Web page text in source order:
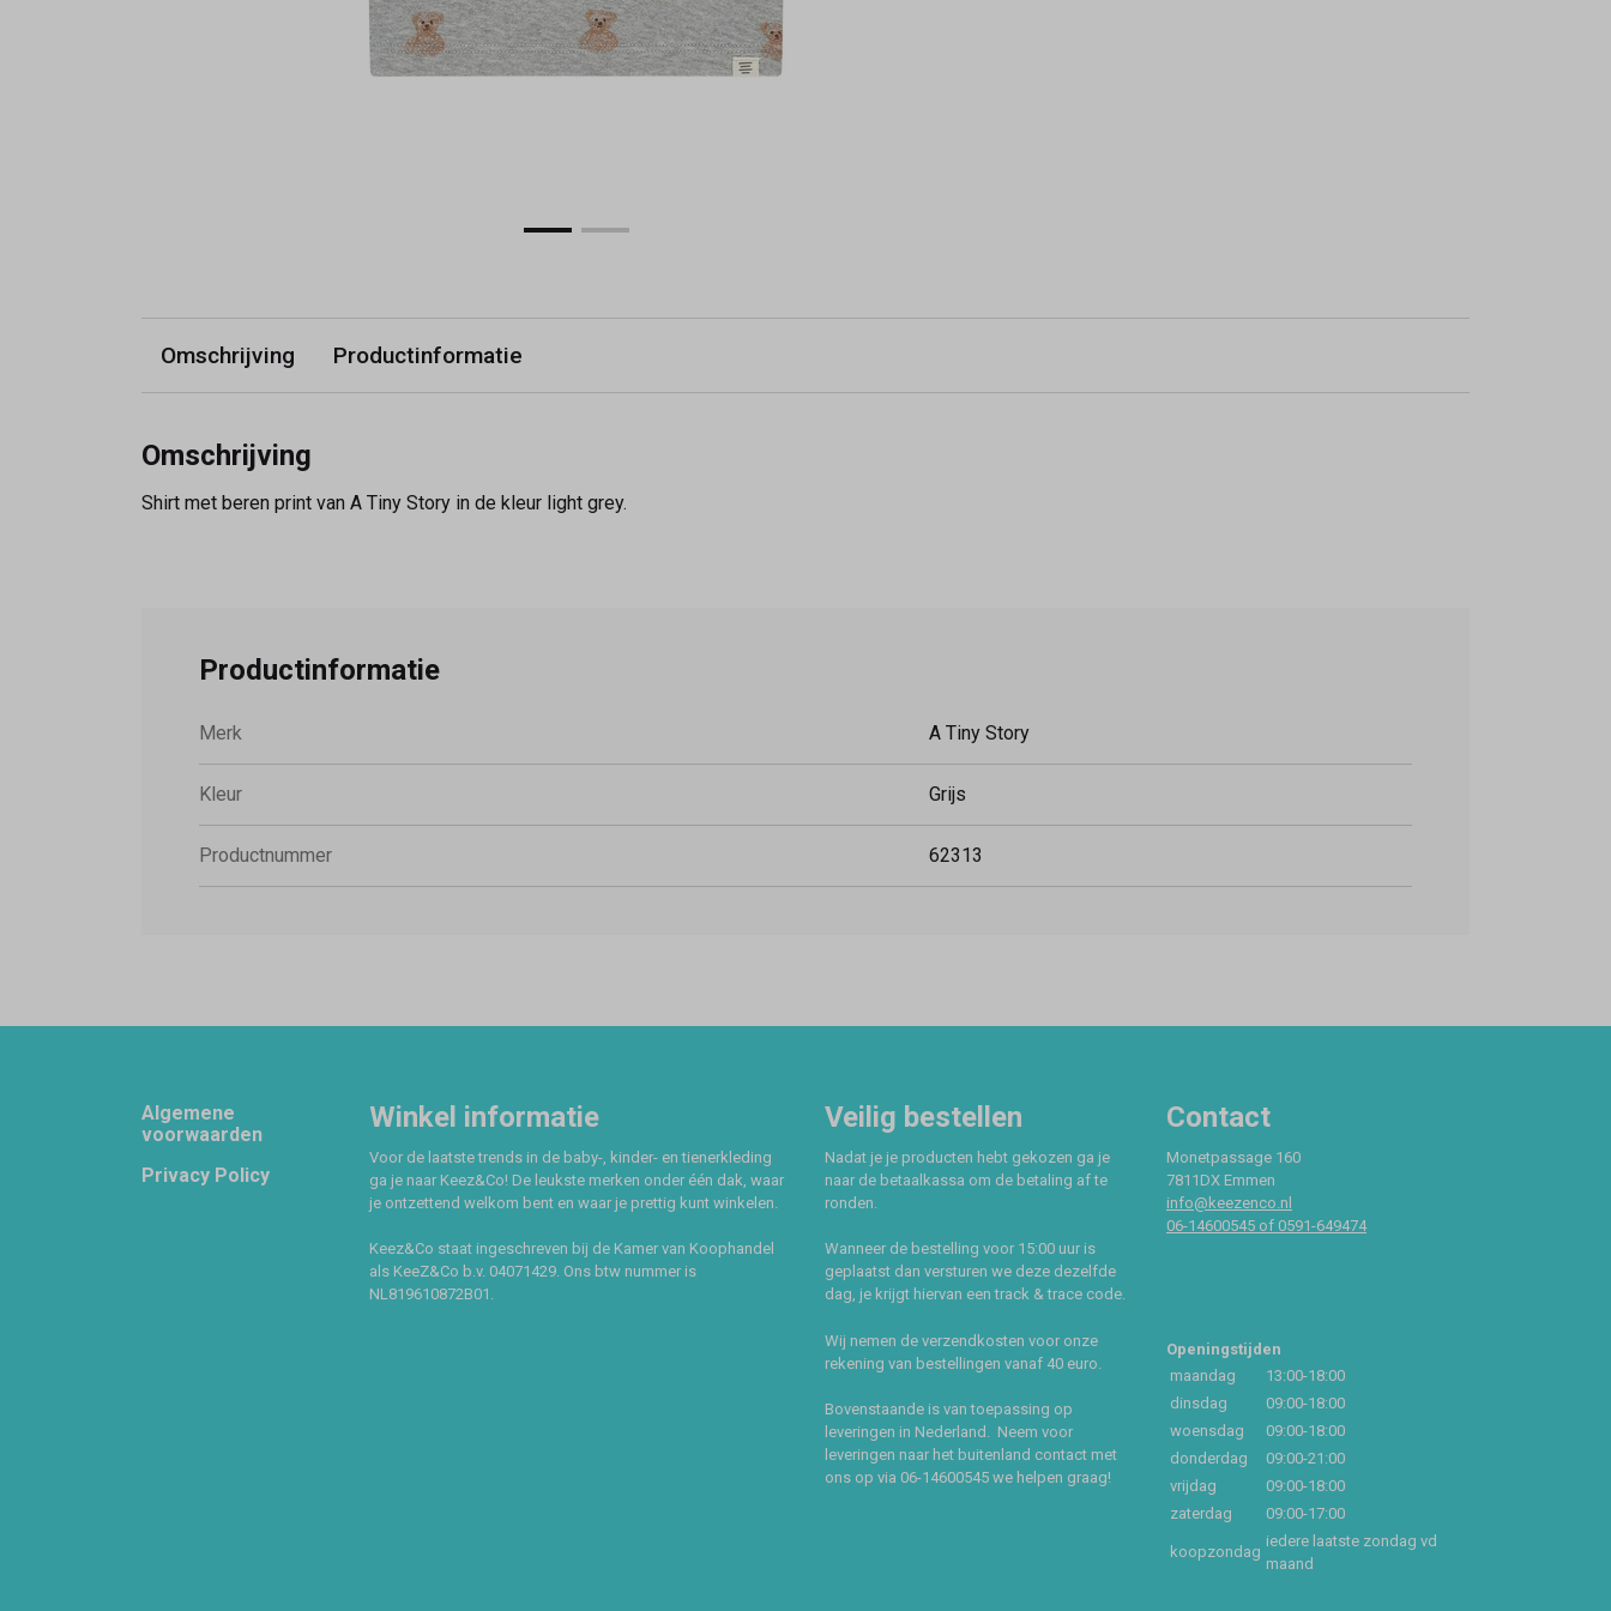
Omschrijving Productinformatie
Omschrijving
Shirt met beren print van A Tiny Story in de kleur light grey.
Productinformatie
Merk A Tiny Story
Kleur Grijs
Productnummer 62313
Footer
Algemene
voorwaarden
Privacy Policy
Winkel informatie
Voor de laatste trends in de baby-, kinder- en tienerkleding
ga je naar Keez&Co! De leukste merken onder één dak, waar
je ontzettend welkom bent en waar je prettig kunt winkelen.
Keez&Co staat ingeschreven bij de Kamer van Koophandel
als KeeZ&Co b.v. 04071429. Ons btw nummer is
NL819610872B01.
Veilig bestellen
Nadat je je producten hebt gekozen ga je
naar de betaalkassa om de betaling af te
ronden.
Wanneer de bestelling voor 15:00 uur is
geplaatst dan versturen we deze dezelfde
dag, je krijgt hiervan een track & trace code.
Wij nemen de verzendkosten voor onze
rekening van bestellingen vanaf 40 euro.
Bovenstaande is van toepassing op
leveringen in Nederland. Neem voor
leveringen naar het buitenland contact met
ons op via 06-14600545 we helpen graag!
Contact
Monetpassage 160
7811DX Emmen
info@keezenco.nl
06-14600545 of 0591-649474
Openingstijden
maandag
13:00-18:00
dinsdag
09:00-18:00
woensdag
09:00-18:00
donderdag
09:00-21:00
vrijdag
09:00-18:00
zaterdag
09:00-17:00
koopzondag
iedere laatste zondag vd
maand